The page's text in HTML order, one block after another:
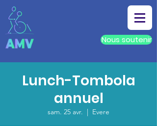
Nous soutenir
Lunch-Tombola
annuel
sam. 25 avr.
  |
Evere